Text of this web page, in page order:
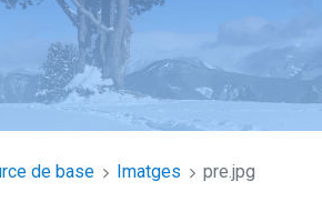
de base Imatges pre.jpg